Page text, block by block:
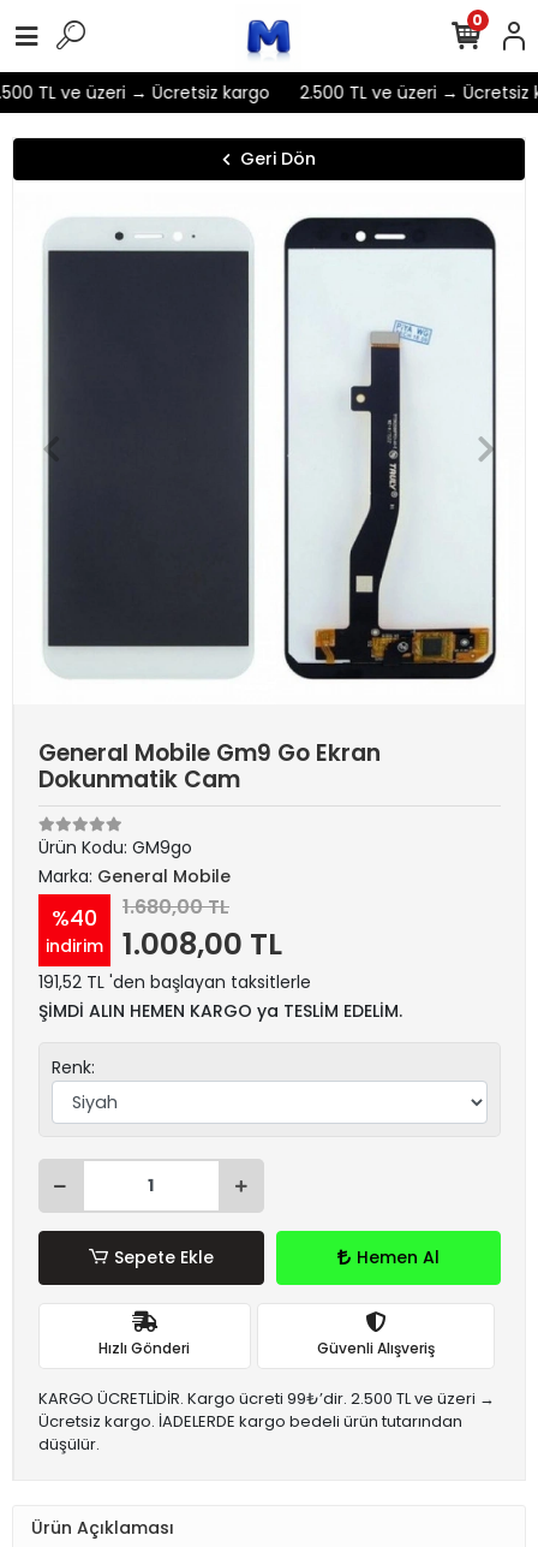
TL ve üzeri → Ücretsiz kargo 2.500 TL ve üzeri → Ücretsiz
0
Geri Dön
General Mobile Gm9 Go Ekran
Dokunmatik Cam
Ürün Kodu: GM9go
Marka: General Mobile
%40
indirim
1.680,00 TL
1.008,00 TL
191,52 TL 'den başlayan taksitlerle
ŞİMDİ ALIN HEMEN KARGO ya TESLİM EDELİM.
Renk:
Sepete Ekle Hemen Al
Hızlı Gönderi Güvenli Alışveriş
KARGO ÜCRETLİDİR. Kargo ücreti 99₺’dir. 2.500 TL ve üzeri →
Ücretsiz kargo. İADELERDE kargo bedeli ürün tutarından
düşülür.
Ürün Açıklaması